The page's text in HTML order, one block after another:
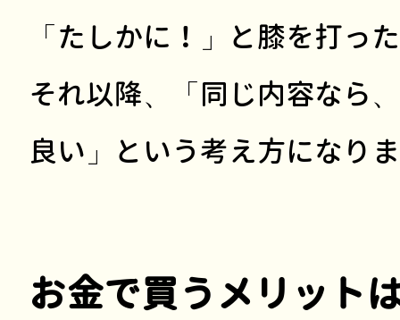
「たしかに！」と膝を打っ
それ以降、「同じ内容なら
良い」という考え方になり
お金で買うメリット